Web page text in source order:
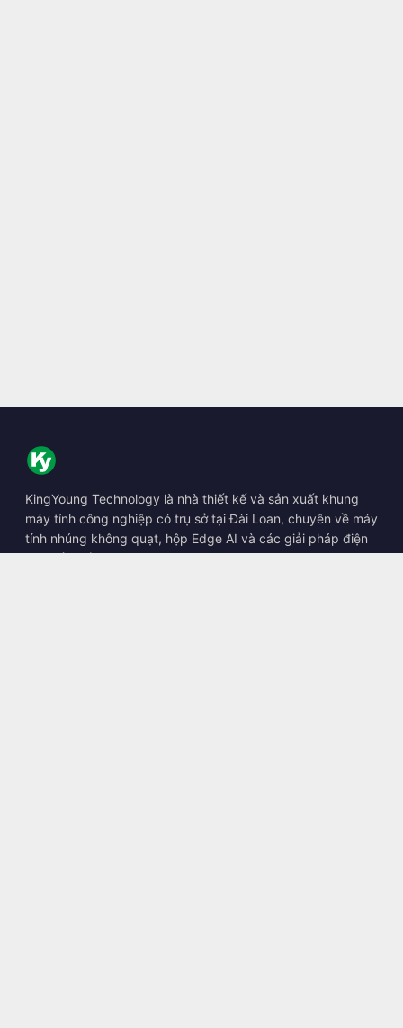
KingYoung Technology là nhà thiết kế và sản xuất khung
máy tính công nghiệp có trụ sở tại Đài Loan, chuyên về máy
tính nhúng không quạt, hộp Edge AI và các giải pháp điện
toán bền bỉ.